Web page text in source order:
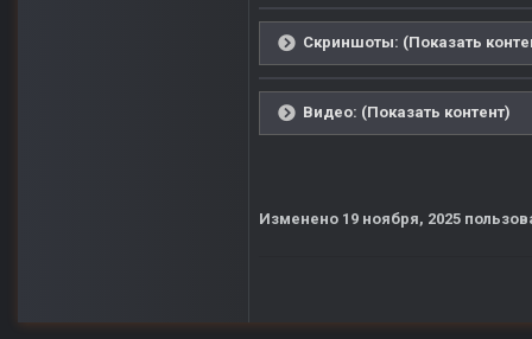
Скриншоты: (Показать
Видео: (Показать контент)
Изменено 19 ноября, 2025